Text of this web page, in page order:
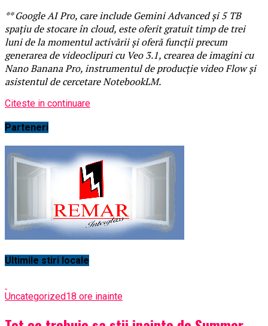
** Google AI Pro, care include Gemini Advanced și 5 TB
spațiu de stocare în cloud, este oferit gratuit timp de trei
luni de la momentul activării și oferă funcții precum
generarea de videoclipuri cu Veo 3.1, crearea de imagini cu
Nano Banana Pro, instrumentul de producție video Flow și
asistentul de cercetare NotebookLM.
Citeste in continuare
Parteneri
Ultimile stiri locale
Uncategorized18 ore inainte